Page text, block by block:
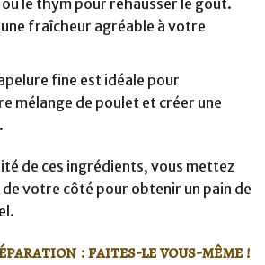
le thym pour rehausser le goût.
fraîcheur agréable à votre
fine est idéale pour
mélange de poulet et créer une
de ces ingrédients, vous mettez
votre côté pour obtenir un pain de
: faites-le vous-même !